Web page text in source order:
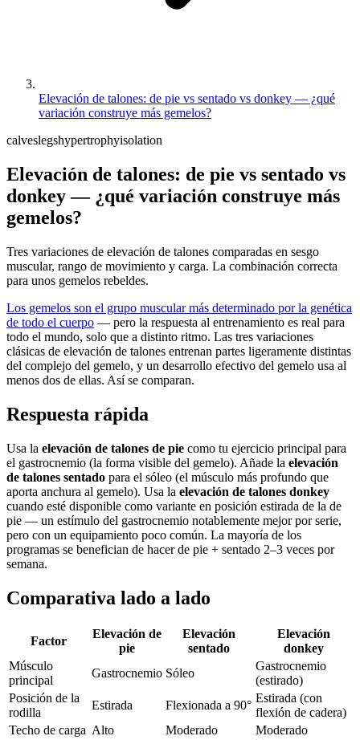
Elevación de talones: de pie vs sentado vs donkey — ¿qué
variación construye más gemelos?
calveslegshypertrophyisolation
Elevación de talones: de pie vs sentado vs
donkey — ¿qué variación construye más
gemelos?
Tres variaciones de elevación de talones comparadas en sesgo
muscular, rango de movimiento y carga. La combinación correcta
para unos gemelos rebeldes.
Los gemelos son el grupo muscular más determinado por la genética
de todo el cuerpo — pero la respuesta al entrenamiento es real para
todo el mundo, solo que a distinto ritmo. Las tres variaciones
clásicas de elevación de talones entrenan partes ligeramente distintas
del complejo del gemelo, y un desarrollo efectivo del gemelo usa al
menos dos de ellas. Así se comparan.
Respuesta rápida
Usa la elevación de talones de pie como tu ejercicio principal para
el gastrocnemio (la forma visible del gemelo). Añade la elevación
de talones sentado para el sóleo (el músculo más profundo que
aporta anchura al gemelo). Usa la elevación de talones donkey
cuando esté disponible como variante en posición estirada de la de
pie — un estímulo del gastrocnemio notablemente mejor por serie,
pero con un equipamiento poco común. La mayoría de los
programas se benefician de hacer de pie + sentado 2–3 veces por
semana.
Comparativa lado a lado
Factor
Elevación de
pie
Elevación
sentado
Elevación
donkey
Músculo
principal
Gastrocnemio Sóleo
Gastrocnemio
(estirado)
Posición de la
rodilla
Estirada Flexionada a 90°
Estirada (con
flexión de cadera)
Techo de carga Alto Moderado
Moderado